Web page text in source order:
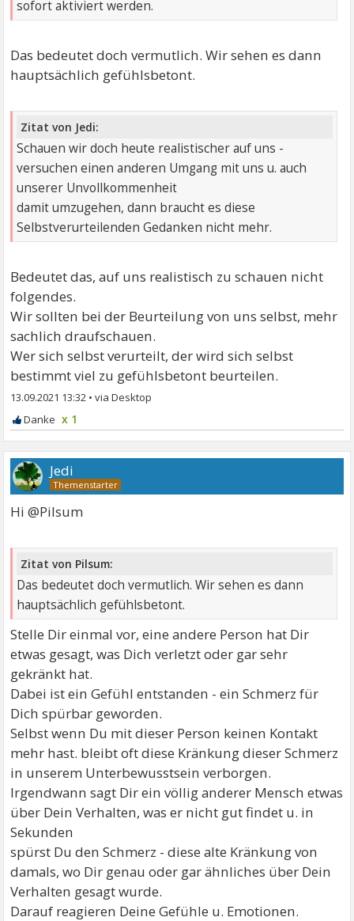
sofort aktiviert werden.
Das bedeutet doch vermutlich. Wir sehen es dann
hauptsächlich gefühlsbetont.
Zitat von Jedi:
Schauen wir doch heute realistischer auf uns -
versuchen einen anderen Umgang mit uns u. auch
unserer Unvollkommenheit
damit umzugehen, dann braucht es diese
Selbstverurteilenden Gedanken nicht mehr.
Bedeutet das, auf uns realistisch zu schauen nicht
folgendes.
Wir sollten bei der Beurteilung von uns selbst, mehr
sachlich draufschauen.
Wer sich selbst verurteilt, der wird sich selbst
bestimmt viel zu gefühlsbetont beurteilen.
13.09.2021 13:32 •
x 1
Jedi
Hi @Pilsum
Zitat von Pilsum:
Das bedeutet doch vermutlich. Wir sehen es dann
hauptsächlich gefühlsbetont.
Stelle Dir einmal vor, eine andere Person hat Dir
etwas gesagt, was Dich verletzt oder gar sehr
gekränkt hat.
Dabei ist ein Gefühl entstanden - ein Schmerz für
Dich spürbar geworden.
Selbst wenn Du mit dieser Person keinen Kontakt
mehr hast. bleibt oft diese Kränkung dieser Schmerz
in unserem Unterbewusstsein verborgen.
Irgendwann sagt Dir ein völlig anderer Mensch etwas
über Dein Verhalten, was er nicht gut findet u. in
Sekunden
spürst Du den Schmerz - diese alte Kränkung von
damals, wo Dir genau oder gar ähnliches über Dein
Verhalten gesagt wurde.
Darauf reagieren Deine Gefühle u. Emotionen.